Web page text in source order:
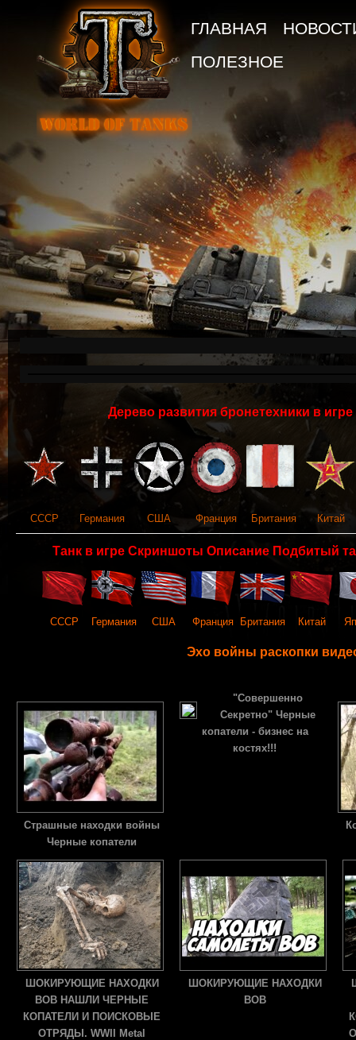
ГЛАВНАЯ
ПОЛЕЗНОЕ
Дерево развития бронетехники в
СССР Германия США Франция Британия Китай
Танк в игре Скриншоты Описание Подбитый
СССР Германия США Франция Британия Китай
Эхо войны раскопки
Страшные находки войны
Черные копатели
"Совершенно
Секретно" Черные
копатели - бизнес на
костях!!!
ШОКИРУЮЩИЕ НАХОДКИ
ВОВ НАШЛИ ЧЕРНЫЕ
КОПАТЕЛИ И ПОИСКОВЫЕ
ОТРЯДЫ. WWII Metal
ШОКИРУЮЩИЕ НАХОДКИ
ВОВ